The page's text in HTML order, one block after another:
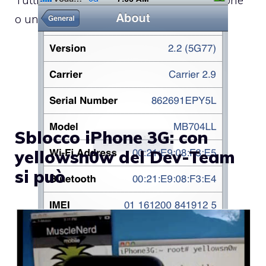
o un iPod touch, oppure tutti coloro che
Sblocco iPhone 3G: con
yellowsn0w del Dev-Team
si può